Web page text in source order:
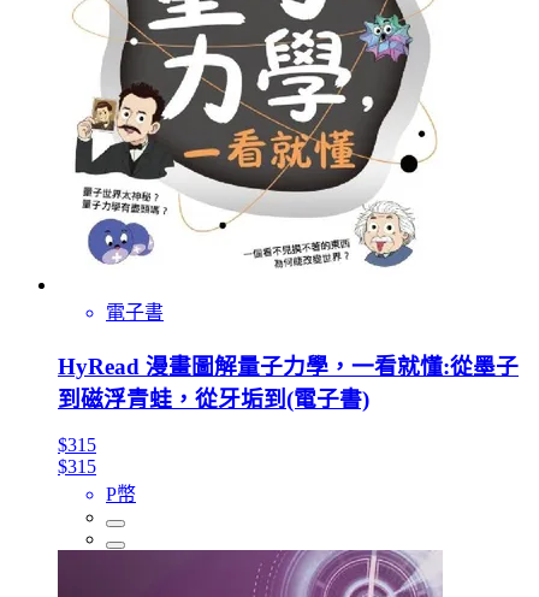
電子書
HyRead 漫畫圖解量子力學，一看就懂:從墨子
到磁浮青蛙，從牙垢到(電子書)
$315
$315
P幣